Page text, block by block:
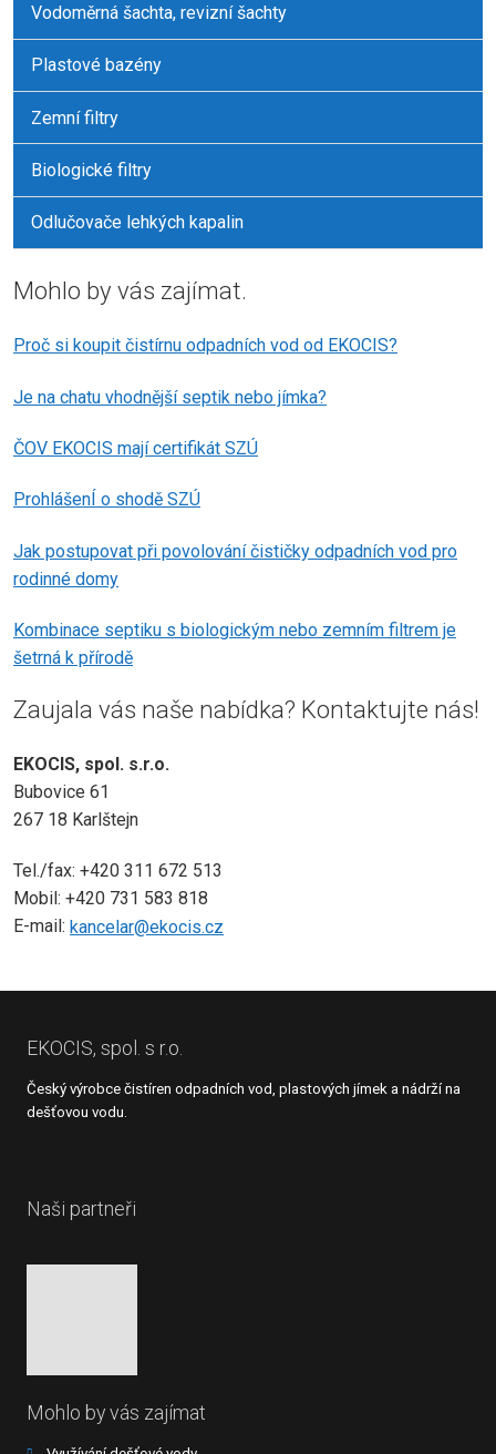
Vodoměrná šachta, revizní šachty
Plastové bazény
Zemní filtry
Biologické filtry
Odlučovače lehkých kapalin
Mohlo by vás zajímat.
Proč si koupit čistírnu odpadních vod od EKOCIS?
Je na chatu vhodnější septik nebo jímka?
ČOV EKOCIS mají certifikát SZÚ
ProhlášenÍ o shodě SZÚ
Jak postupovat při povolování čističky odpadních vod pro
rodinné domy
Kombinace septiku s biologickým nebo zemním filtrem je
šetrná k přírodě
Zaujala vás naše nabídka? Kontaktujte nás!
EKOCIS, spol. s.r.o.
Bubovice 61
267 18 Karlštejn
Tel./fax: +420 311 672 513
Mobil: +420 731 583 818
E-mail: kancelar@ekocis.cz
EKOCIS, spol. s r.o.
Český výrobce čistíren odpadních vod, plastových jímek a nádrží na
dešťovou vodu.
Naši partneři
Mohlo by vás zajímat